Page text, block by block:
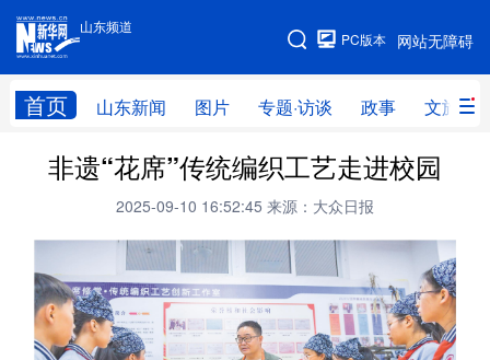
山东频道
网站无障碍
PC版本
首页 山东新闻 图片 专题·访谈 政事 文旅
手机版
网站地图
学习进行时 高层 时政 人事
财经 网评
思客智库 全球连线 教育
科技 科普 体育 文化
健康 军事 访谈 视频
非遗“花席”传统编织工艺走进校园
2025-09-10 16:52:45 来源：大众日报